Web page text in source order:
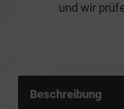
und wir
Beschreibung